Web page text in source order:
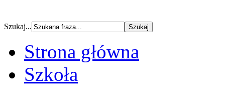
Szukaj...
Strona główna
Szkoła